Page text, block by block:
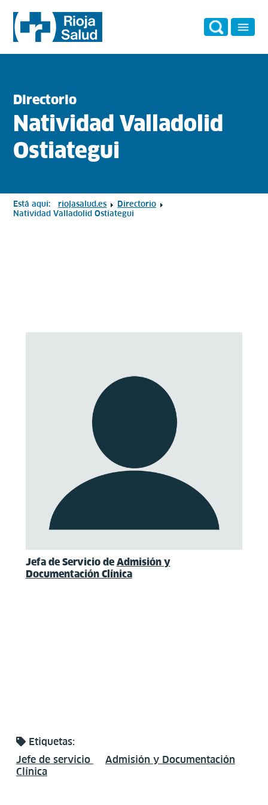
Directorio
Natividad Valladolid
Ostiategui
Está aquí: riojasalud.es
Directorio
Natividad Valladolid Ostiategui
Jefa de Servicio de Admisión y
Documentación Clínica
Etiquetas:
Jefe de servicio
Admisión y Documentación
Clínica